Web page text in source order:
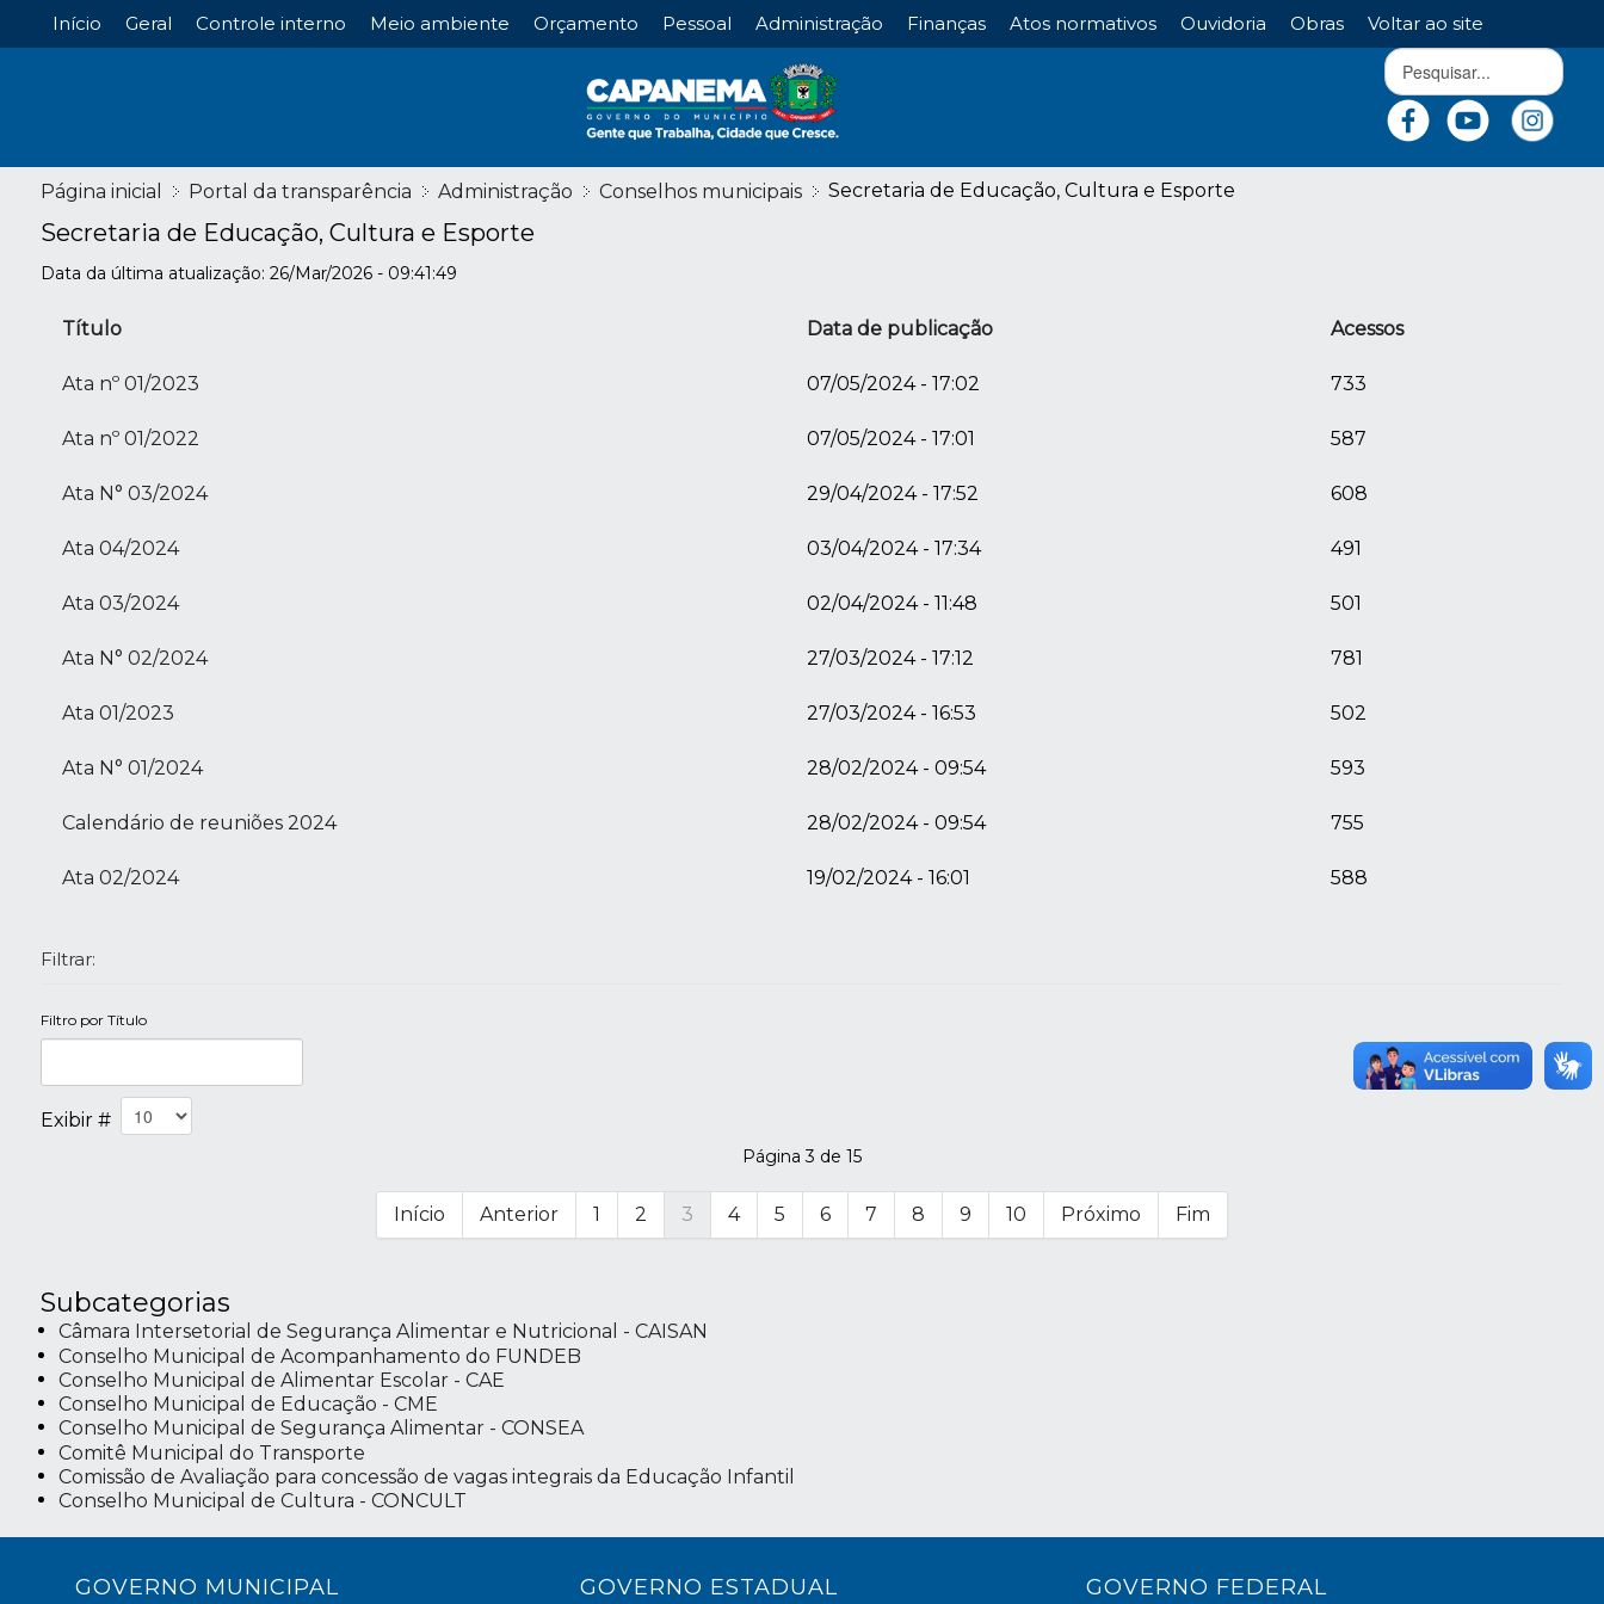
Início Geral Controle interno Meio ambiente Orçamento Pessoal Administração Finanças Atos normativos Ouvidoria Obras Voltar ao site
Página inicial Portal da transparência Administração Conselhos municipais Secretaria de Educação, Cultura e Esporte
Secretaria de Educação, Cultura e Esporte
Data da última atualização: 26/Mar/2026 - 09:41:49
Título Data de publicação Acessos
Ata nº 01/2023 07/05/2024 - 17:02 733
Ata nº 01/2022 07/05/2024 - 17:01 587
Ata N° 03/2024 29/04/2024 - 17:52 608
Ata 04/2024 03/04/2024 - 17:34 491
Ata 03/2024 02/04/2024 - 11:48 501
Ata N° 02/2024 27/03/2024 - 17:12 781
Ata 01/2023 27/03/2024 - 16:53 502
Ata N° 01/2024 28/02/2024 - 09:54 593
Calendário de reuniões 2024 28/02/2024 - 09:54 755
Ata 02/2024 19/02/2024 - 16:01 588
Filtrar:
Filtro por Título
Exibir #
Página 3 de 15
Início Anterior 1 2 3 4 5 6 7 8 9 10 Próximo Fim
Subcategorias
Câmara Intersetorial de Segurança Alimentar e Nutricional - CAISAN
Conselho Municipal de Acompanhamento do FUNDEB
Conselho Municipal de Alimentar Escolar - CAE
Conselho Municipal de Educação - CME
Conselho Municipal de Segurança Alimentar - CONSEA
Comitê Municipal do Transporte
Comissão de Avaliação para concessão de vagas integrais da Educação Infantil
Conselho Municipal de Cultura - CONCULT
GOVERNO MUNICIPAL GOVERNO ESTADUAL GOVERNO FEDERAL